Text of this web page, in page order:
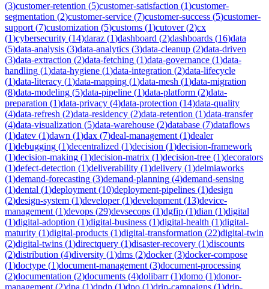
(3)customer-retention (5)customer-satisfaction (1)customer-
segmentation (2)customer-service (7)customer-success (5)customer-
support (7)customization (5)customs (1)cutover(2)cx
(1)cybersecurity (14)daraz (1)dashboard (2)dashboards (16)data
(5)data-analysis (3)data-analytics (3)data-cleanup (2)data-driven
(3)data-extraction (2)data-fetching (1)data-governance (1)data-
handling (1)data-hygiene (1)data-integration (2)data-lifecycle
(1)data-literacy (1)data-mapping (1)data-mesh (1)data-migration
(8)data-modeling (5)data-pipeline (1)data-platform (2)data-
preparation (1)data-privacy (4)data-protection (14)data-quality
(4)data-refresh (2)data-residency (2)data-retention (1)data-transfer
(4)data-visualization (5)data-warehouse (2)database (7)dataflows
(1)datev (1)dawn (1)dax (7)deal-management (1)dealer
(1)debugging (1)decentralized (1)decision (1)decision-framework
(1)decision-making (1)decision-matrix (1)decision-tree (1)decorators
(1)defect-detection (1)deliverability (1)delivery (1)delmiaworks
(1)demand-forecasting (3)demand-planning (4)demand-sensing
(1)dental (1)deployment (10)deployment-pipelines (1)design
(2)design-system (1)developer(1)development (13)device-
management (1)devops (29)devsecops (1)dgfip (1)dian (1)digital
(1)digital-adoption (1)digital-business (1)digital-health (1)digital-
maturity (1)digital-products (1)digital-transformation (22)digital-twin
(2)digital-twins (1)directquery (1)disaster-recovery (1)discounts
(2)distribution (4)diversity (1)dms (2)docker(3)docker-compose
(1)doctype (1)document-management (3)document-processing
(2)documentation (2)documents (4)dolibarr(1)domo (1)donor-
management (2)dpa (1)dpdp (1)dpo (1)drip-campaigns (1)drip-